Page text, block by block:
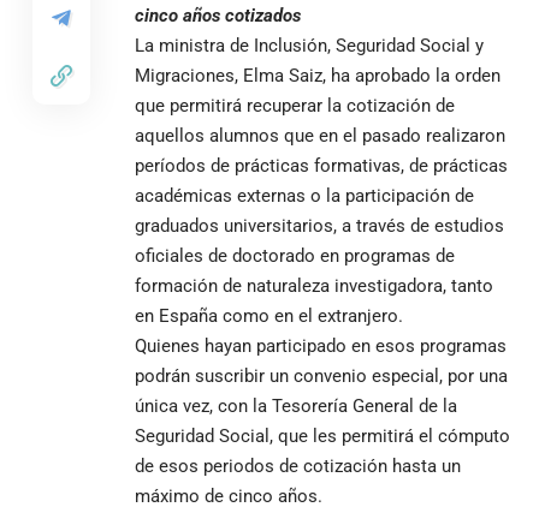
cinco años cotizados
La ministra de Inclusión, Seguridad Social y
Migraciones, Elma Saiz, ha aprobado la orden
que permitirá recuperar la cotización de
aquellos alumnos que en el pasado realizaron
períodos de prácticas formativas, de prácticas
académicas externas o la participación de
graduados universitarios, a través de estudios
oficiales de doctorado en programas de
formación de naturaleza investigadora, tanto
en España como en el extranjero.
Quienes hayan participado en esos programas
podrán suscribir un convenio especial, por una
única vez, con la Tesorería General de la
Seguridad Social , que les permitirá el cómputo
de esos periodos de cotización hasta un
máximo de cinco años.